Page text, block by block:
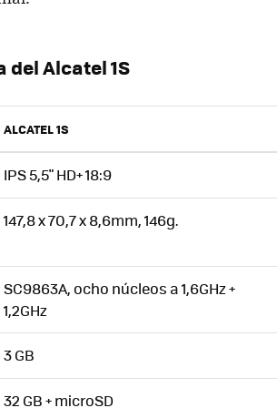
del Alcatel 1S
ALCATEL 1S
IPS 5,5" HD+ 18:9
147,8 x 70,7 x 8,6mm, 146g.
SC9863A, ocho núcleos a 1,6GHz +
1,2GHz
3 GB
32 GB + microSD